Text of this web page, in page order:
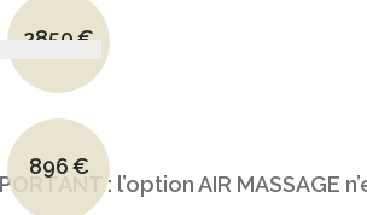
Le prix initial était : 3390€.
2850€
Le prix actuel est : 2850€.
Le prix initial était : 1390€.
896€
Le prix actuel est : 896€.
: l’option AIR